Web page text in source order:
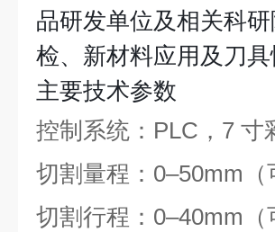
品研发单位及相关科
检、新材料应用及刀
主要技术参数
控制系统：PLC，7
切割量程：0–50mm
切割行程：0–40mm